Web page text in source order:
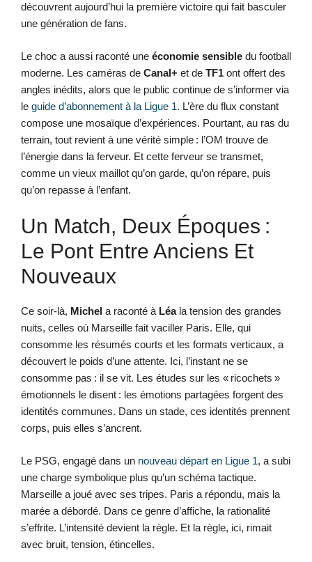
découvrent aujourd’hui la première victoire qui fait basculer
une génération de fans.
Le choc a aussi raconté une économie sensible du football
moderne. Les caméras de Canal+ et de TF1 ont offert des
angles inédits, alors que le public continue de s’informer via
le guide d’abonnement à la Ligue 1. L’ère du flux constant
compose une mosaïque d’expériences. Pourtant, au ras du
terrain, tout revient à une vérité simple : l’OM trouve de
l’énergie dans la ferveur. Et cette ferveur se transmet,
comme un vieux maillot qu’on garde, qu’on répare, puis
qu’on repasse à l’enfant.
Un Match, Deux Époques :
Le Pont Entre Anciens Et
Nouveaux
Ce soir-là, Michel a raconté à Léala tension des grandes
nuits, celles où Marseille fait vaciller Paris. Elle, qui
consomme les résumés courts et les formats verticaux, a
découvert le poids d’une attente. Ici, l’instant ne se
consomme pas : il se vit. Les études sur les « ricochets »
émotionnels le disent : les émotions partagées forgent des
identités communes. Dans un stade, ces identités prennent
corps, puis elles s’ancrent.
Le PSG, engagé dans un nouveau départ en Ligue 1, a subi
une charge symbolique plus qu’un schéma tactique.
Marseille a joué avec ses tripes. Paris a répondu, mais la
marée a débordé. Dans ce genre d’affiche, la rationalité
s’effrite. L’intensité devient la règle. Et la règle, ici, rimait
avec bruit, tension, étincelles.